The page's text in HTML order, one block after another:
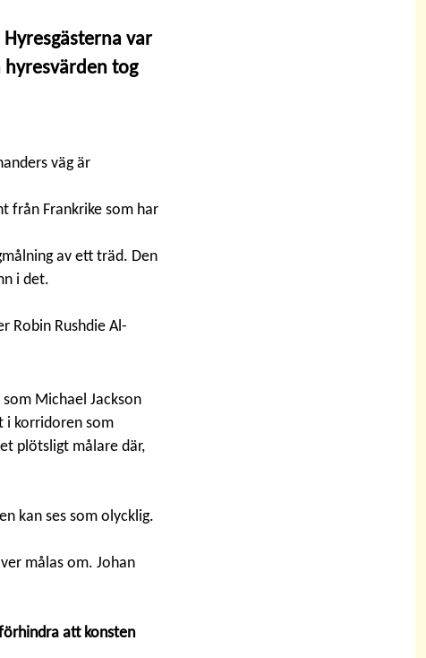
var
hyresvärden tog
väg är
från Frankrike som har
av ett träd. Den
i det.
Robin Rushdie Al-
Michael Jackson
i korridoren som
plötsligt målare där,
kan ses som olycklig.
målas om. Johan
att konsten